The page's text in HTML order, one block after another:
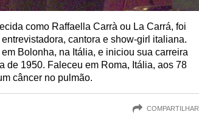
como Raffaella Carrà ou La Carrá, foi
cantora e show-girl italiana.
Bolonha, na Itália, e iniciou sua carreira
de 1950. Faleceu em Roma, Itália, aos 78
câncer no pulmão.
COMPARTILHAR